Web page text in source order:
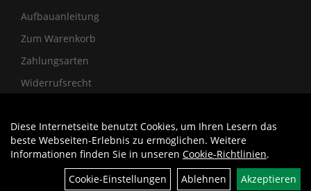
Aufbauanleitung
Zum Warenkorb
Zahlungsarten
Widerrufsrecht
Diese Internetseite benutzt Cookies, um Ihren Lesern das
beste Webseiten-Erlebnis zu ermöglichen. Weitere
Informationen finden Sie in unseren Cookie-Richtlinien.
Cookie-Einstellungen
Ablehnen Akzeptieren
Auftrag widerrufen